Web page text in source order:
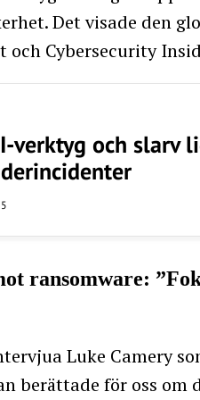
Det visade den
och Cybersecurity
verktyg och slarv
ransomware:
Luke Camery
berättade för oss om